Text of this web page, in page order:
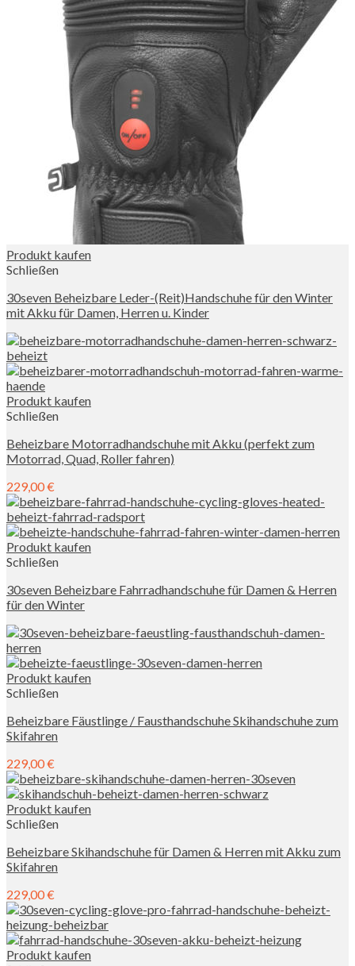
Produkt kaufen
Schließen
30seven Beheizbare Leder-(Reit)Handschuhe für den Winter
mit Akku für Damen, Herren u. Kinder
Produkt kaufen
Schließen
Beheizbare Motorradhandschuhe mit Akku (perfekt zum
Motorrad, Quad, Roller fahren)
229,00€
Produkt kaufen
Schließen
30seven Beheizbare Fahrradhandschuhe für Damen & Herren
für den Winter
Produkt kaufen
Schließen
Beheizbare Fäustlinge / Fausthandschuhe Skihandschuhe zum
Skifahren
229,00€
Produkt kaufen
Schließen
Beheizbare Skihandschuhe für Damen & Herren mit Akku zum
Skifahren
229,00€
Produkt kaufen